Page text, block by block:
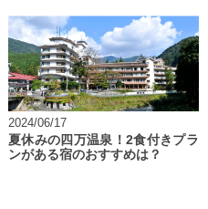
2024/06/17
夏休みの四万温泉！2食付きプラ
ンがある宿のおすすめは？